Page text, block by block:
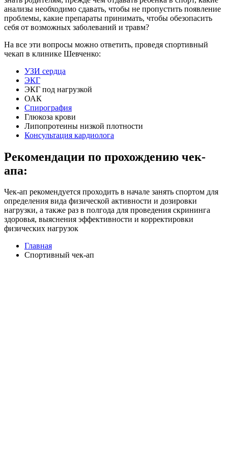
анализы необходимо сдавать, чтобы не пропустить появление
проблемы, какие препараты принимать, чтобы обезопасить
себя от возможных заболеваний и травм?
На все эти вопросы можно ответить, проведя спортивный
чекап в клинике Шевченко:
УЗИ сердца
ЭКГ
ЭКГ под нагрузкой
ОАК
Спирография
Глюкоза крови
Липопротеины низкой плотности
Консультация кардиолога
Рекомендации по прохождению чек-
апа:
Чек-ап рекомендуется проходить в начале занять спортом для
определения вида физической активности и дозировки
нагрузки, а также раз в полгода для проведения скрининга
здоровья, выяснения эффективности и корректировки
физических нагрузок
Главная
Спортивный чек-ап